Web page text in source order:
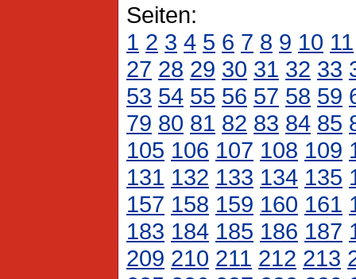
Seiten:
1 2 3 4 5 6 7 8 9 10 11
27 28 29 30 31 32 33
53 54 55 56 57 58 59
79 80 81 82 83 84 85
105 106 107 108 109
131 132 133 134 135
157 158 159 160 161
183 184 185 186 187
209 210 211 212 213